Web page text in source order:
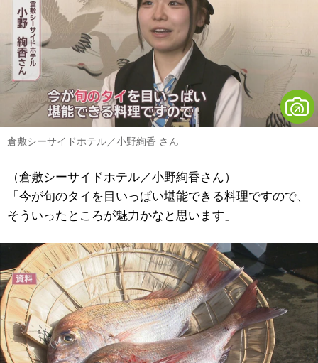
倉敷シーサイドホテル／小野絢香 さん
（倉敷シーサイドホテル／小野絢香さん）
「今が旬のタイを目いっぱい堪能できる料理ですので、
そういったところが魅力かなと思います」